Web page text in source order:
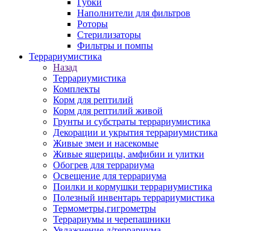
Губки
Наполнители для фильтров
Роторы
Стерилизаторы
Фильтры и помпы
Террариумистика
Назад
Террариумистика
Комплекты
Корм для рептилий
Корм для рептилий живой
Грунты и субстраты террариумистика
Декорации и укрытия террариумистика
Живые змеи и насекомые
Живые ящерицы, амфибии и улитки
Обогрев для террариума
Освещение для террариума
Поилки и кормушки террариумистика
Полезный инвентарь террариумистика
Термометры,гигрометры
Террариумы и черепашники